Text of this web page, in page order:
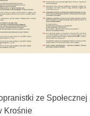
ze Społecznej
Krośnie